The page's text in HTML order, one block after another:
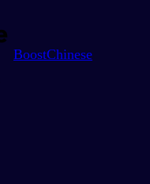
BoostChinese